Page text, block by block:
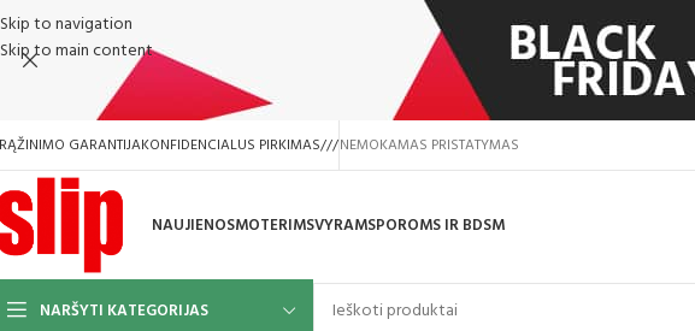
Skip to navigation
Skip to main content
GARANTIJAKONFIDENCIALUS PIRKIMAS///NEMOKAMAS PRISTATYMAS
NAUJIENOSMOTERIMSVYRAMSPOROMS IR BDSM
NARŠYTI KATEGORIJAS